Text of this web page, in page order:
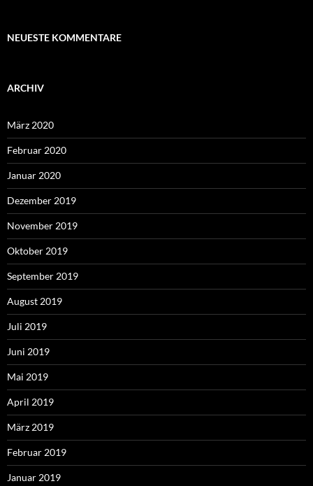
NEUESTE KOMMENTARE
ARCHIV
März 2020
Februar 2020
Januar 2020
Dezember 2019
November 2019
Oktober 2019
September 2019
August 2019
Juli 2019
Juni 2019
Mai 2019
April 2019
März 2019
Februar 2019
Januar 2019